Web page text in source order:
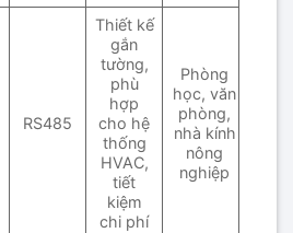
RS485
Thiết kế
gắn
tường,
phù
hợp
cho hệ
thống
HVAC,
tiết
kiệm
chi phí
Phòng
học, văn
phòng,
nhà kính
nông
nghiệp